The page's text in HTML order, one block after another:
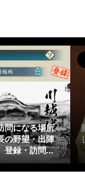
女性
藤原繁子をわか
分で解説【光る
仁親王(一条天